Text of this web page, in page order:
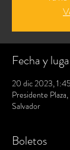
Fecha y
20 dic 2023,
Presidente
Salvador
Boletos